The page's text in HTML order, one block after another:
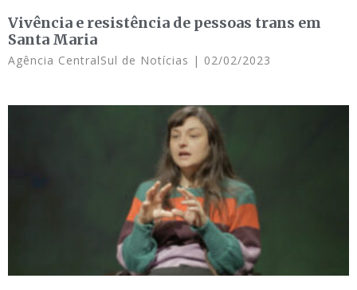
Vivência e resistência de pessoas trans em
Santa Maria
Agência CentralSul de Notícias 02/02/2023